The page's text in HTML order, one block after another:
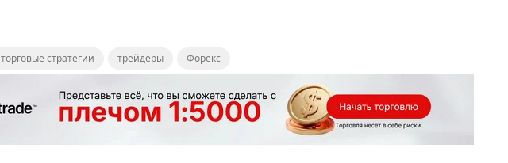
торговые стратегии трейдеры Форекс